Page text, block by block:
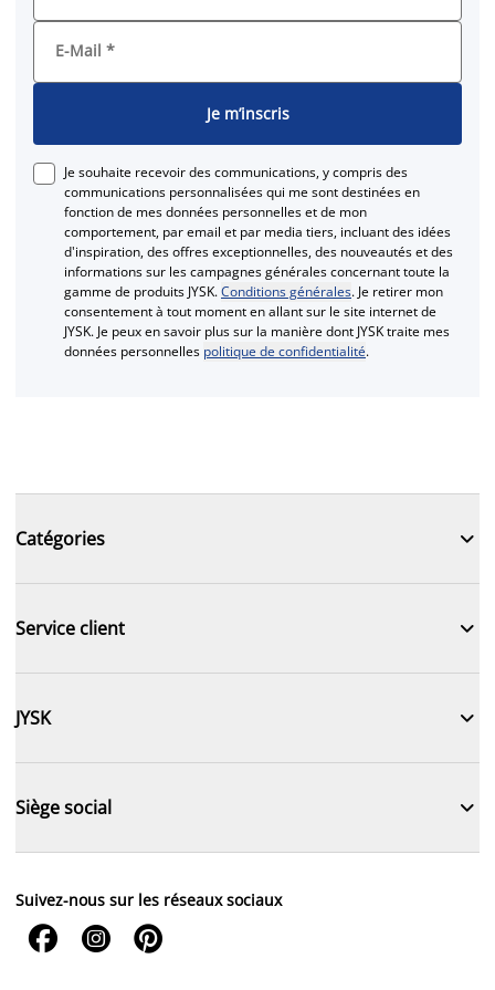
E-Mail *
Je m’inscris
Je souhaite recevoir des communications, y compris des
communications personnalisées qui me sont destinées en
fonction de mes données personnelles et de mon
comportement, par email et par media tiers, incluant des idées
d'inspiration, des offres exceptionnelles, des nouveautés et des
informations sur les campagnes générales concernant toute la
gamme de produits JYSK.Conditions générales. Je retirer mon
consentement à tout moment en allant sur le site internet de
JYSK. Je peux en savoir plus sur la manière dont JYSK traite mes
données personnelles politique de confidentialité.
Catégories 
Service client 
JYSK 
Siège social 
Suivez-nous sur les réseaux sociaux
  